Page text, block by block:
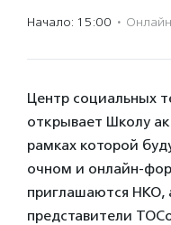
Начало: 15:00 · Онлайн
Центр социальных
открывает Школу
рамках которой
очном и онлайн-
приглашаются НКО,
представители